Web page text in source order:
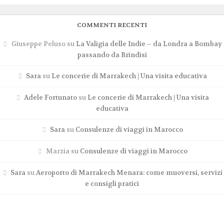
COMMENTI RECENTI
Giuseppe Pelusosu La Valigia delle Indie – da Londra a Bombay
passando da Brindisi
Sara su Le concerie di Marrakech | Una visita educativa
Adele Fortunato su Le concerie di Marrakech | Una visita
educativa
Sara su Consulenze di viaggi in Marocco
Marziasu Consulenze di viaggi in Marocco
Sara suAeroporto di Marrakech Menara: come muoversi, servizi
e consigli pratici